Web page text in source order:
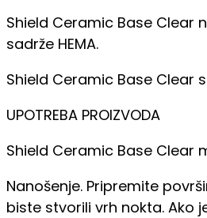
Shield Ceramic Base Clear
sadrže HEMA.
Shield Ceramic Base Clear
UPOTREBA PROIZVODA
Shield Ceramic Base Clear
Nanošenje. Pripremite
biste stvorili vrh nokta. Ako